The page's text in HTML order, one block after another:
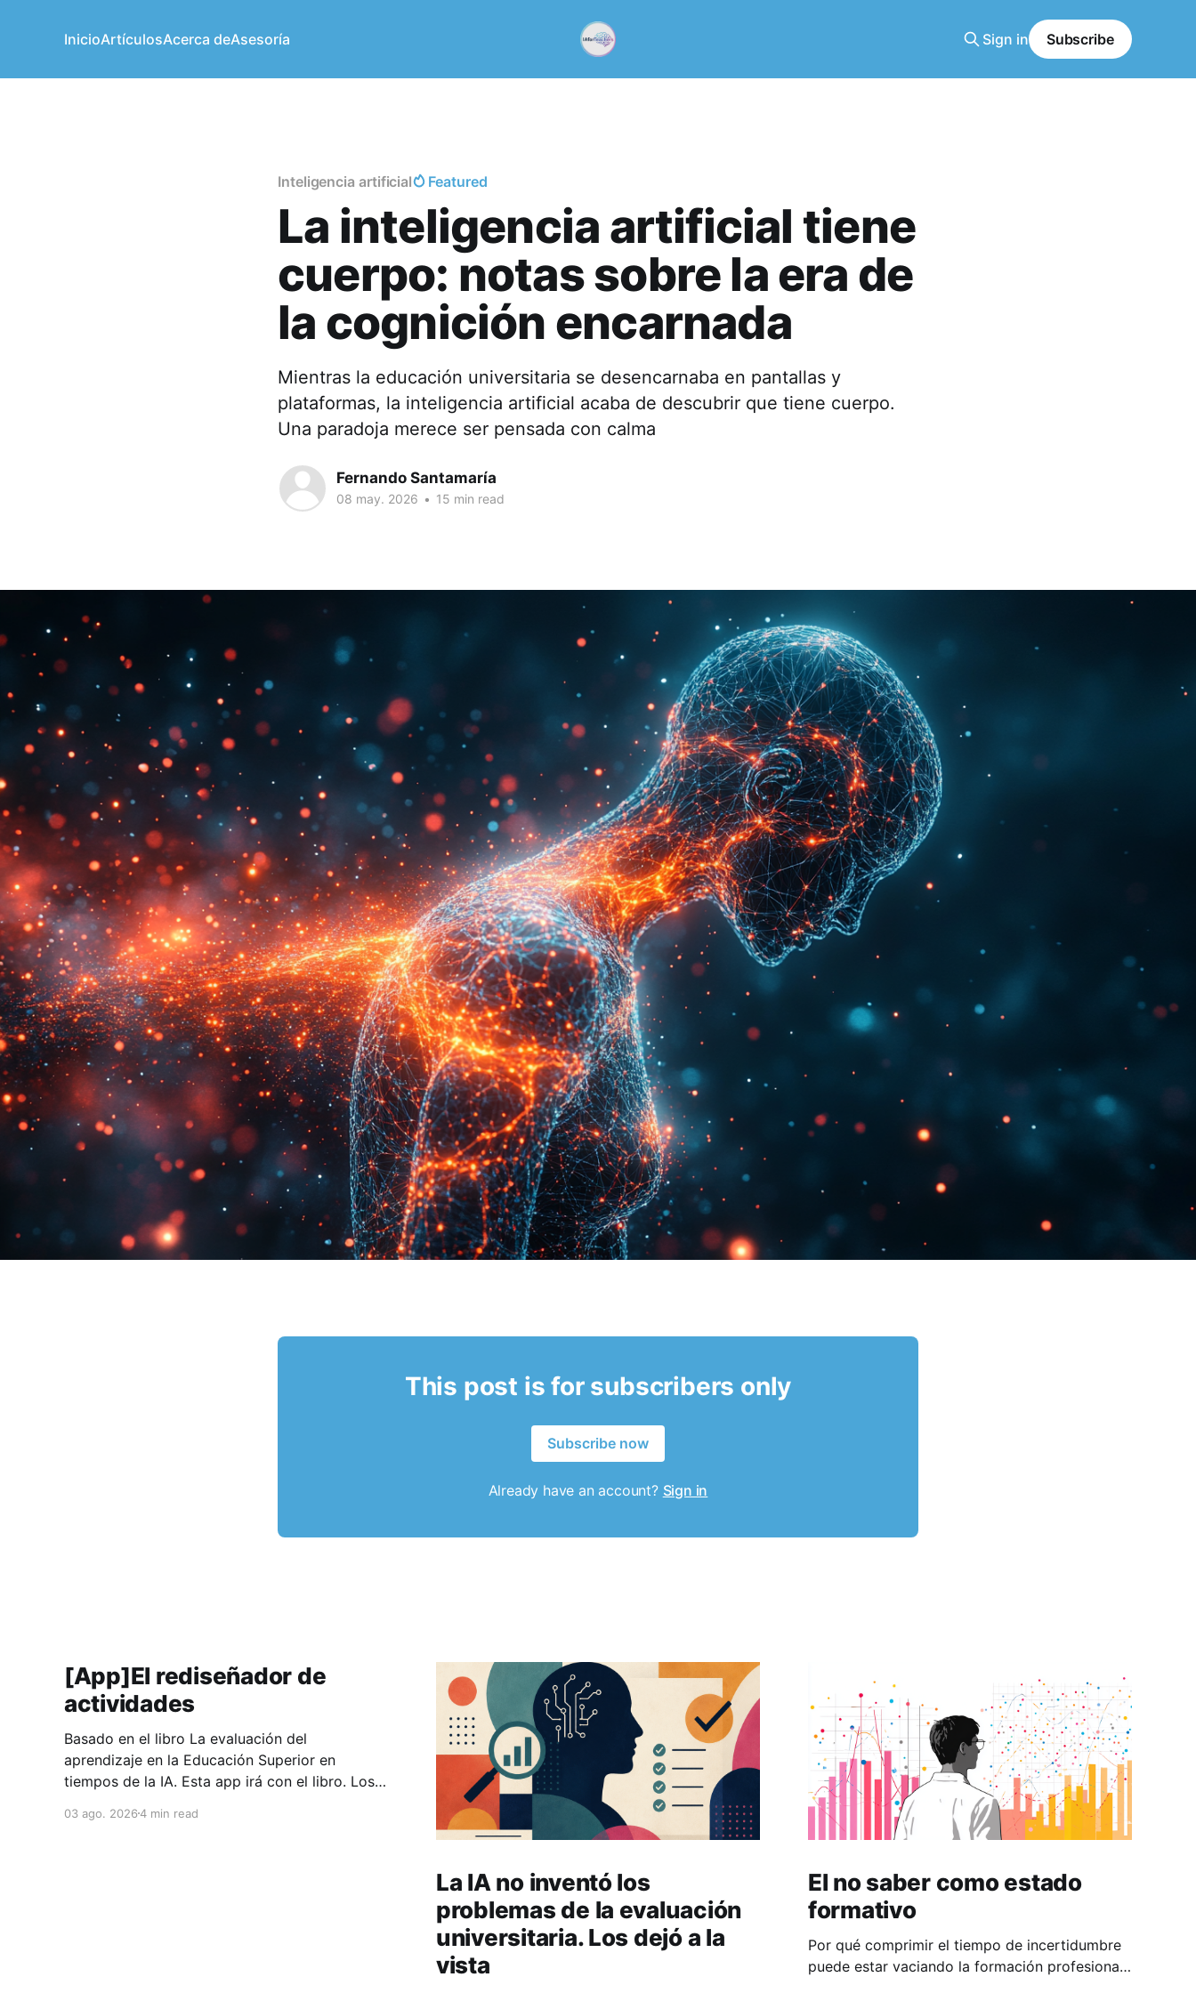
InicioArtículosAcerca deAsesoría Sign in Subscribe
Inteligencia artificial Featured
La inteligencia artificial tiene
cuerpo: notas sobre la era de
la cognición encarnada
Mientras la educación universitaria se desencarnaba en pantallas y
plataformas, la inteligencia artificial acaba de descubrir que tiene cuerpo.
Una paradoja merece ser pensada con calma
Fernando Santamaría
08 may. 2026 • 15 min read
This post is for subscribers only
Subscribe now
Already have an account? Sign in
[App]El rediseñador de
actividades
Basado en el libro La evaluación del
aprendizaje en la Educación Superior en
tiempos de la IA. Esta app irá con el libro. Los
el papel. Llevarlos a una asignatura concreta
03 ago. 20264 min read
La IA no inventó los
problemas de la evaluación
universitaria. Los dejó a la
vista
El no saber como estado
formativo
Por qué comprimir el tiempo de incertidumbre
puede estar vaciando la formación profesional.